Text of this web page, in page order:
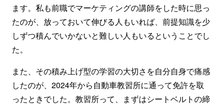
ます。私も前職でマーケティングの講師をした時に思っ
たのが、放っておいて伸びる人もいれば、前提知識を少
しずつ積んでいかないと難しい人もいるということでし
た。
また、その積み上げ型の学習の大切さを自分自身で痛感
したのが、2024年から自動車教習所に通って免許を取
ったときでした。教習所って、まずはシートベルトの締